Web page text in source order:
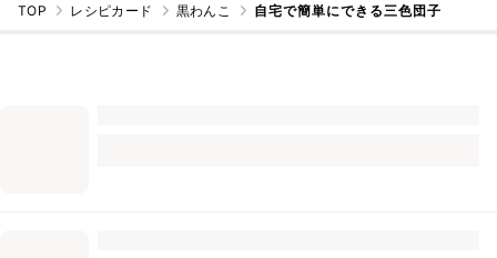
TOP レシピカード 黒わんこ 自宅で簡単にできる三色団子